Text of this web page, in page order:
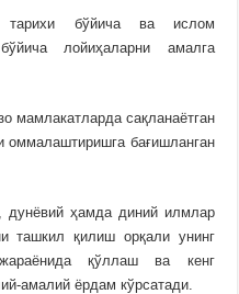
тарихи бўйича ва ислом
лойиҳаларни амалга
мамлакатларда сақланаётган
оммалаштиришга бағишланган
дунёвий ҳамда диний илмлар
ташкил қилиш орқали унинг
жараёнида қўллаш ва кенг
амалий ёрдам кўрсатади.